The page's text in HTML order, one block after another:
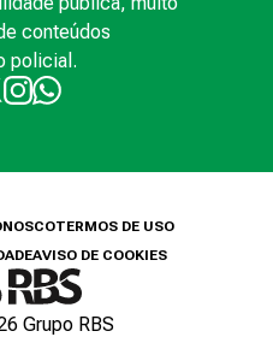
conteúdos
policial.
TERMOS DE USO
AVISO DE COOKIES
Grupo RBS